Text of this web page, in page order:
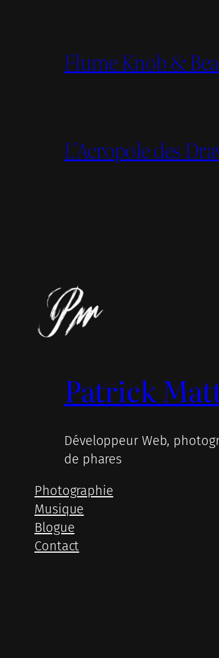
Flume Knob &
L’Acropole des
Patrick
Développeur Web,
de phares
Photographie
Musique
Blogue
Contact